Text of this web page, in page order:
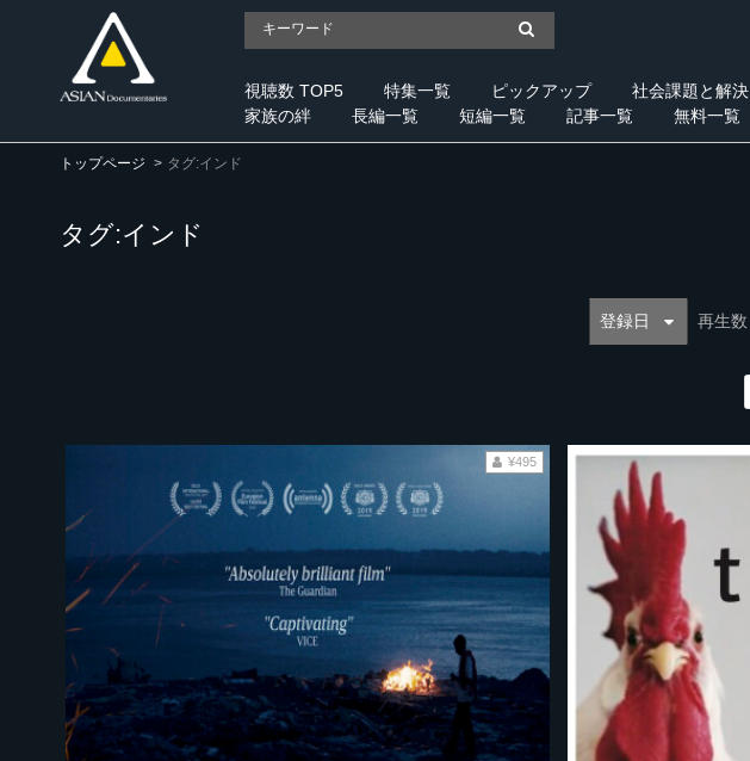
視聴数 TOP5 特集一覧 ピックアップ 社会課題と解決
家族の絆
長編一覧 短編一覧 記事一覧 無料一覧
トップページ タグ:インド
タグ:インド
登録日 再生数
¥495